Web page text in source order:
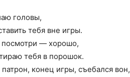
головы,
тебя вне игры.
— хорошо,
тебя в порошок.
конец игры, съебался вон,